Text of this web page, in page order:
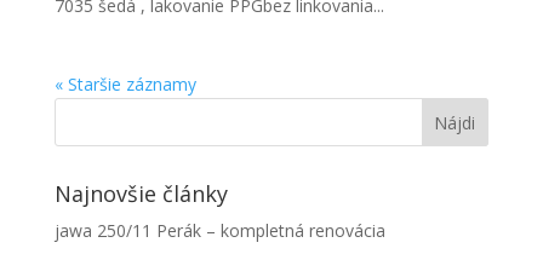
7035 šedá , lakovanie PPGbez linkovania...
« Staršie záznamy
Najnovšie články
jawa 250/11 Perák – kompletná renovácia